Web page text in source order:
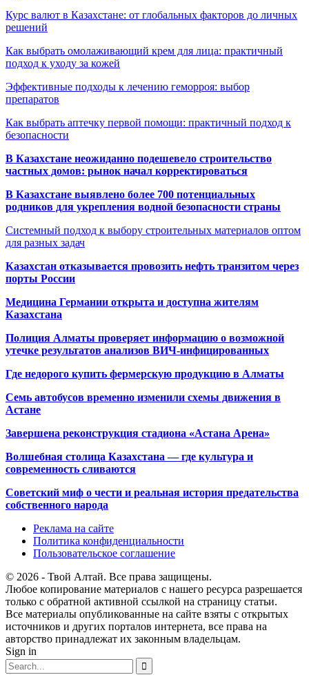
Курс валют в Казахстане: от глобальных факторов до личных
решений
Как выбрать омолаживающий крем для лица: практичный
подход к уходу за кожей
Эффективные подходы к лечению геморроя: выбор
препаратов
Как выбрать аптечку первой помощи: практичный подход к
безопасности
В Казахстане неожиданно подешевело строительство
частных домов: рынок начал корректироваться
В Казахстане выявлено более 700 потенциальных
родников для укрепления водной безопасности страны
Системный подход к выбору строительных материалов оптом
для разных задач
Казахстан отказывается провозить нефть транзитом через
порты России
Медицина Германии открыта и доступна жителям
Казахстана
Полиция Алматы проверяет информацию о возможной
утечке результатов анализов ВИЧ-инфицированных
Где недорого купить фермерскую продукцию в Алматы
Семь автобусов временно изменили схемы движения в
Астане
Завершена реконструкция стадиона «Астана Арена»
Волшебная столица Казахстана — где культура и
современность сливаются
Советский миф о чести и реальная история предательства
собственного народа
Реклама на сайте
Политика конфиденциальности
Пользовательское соглашение
© 2026 - Твой Алтай. Все права защищены.
Любое копирование материалов с нашего ресурса разрешается
только с обратной активной ссылкой на страницу статьи.
Все материалы опубликованные на сайте взяты с открытых
источников и других порталов интернета, все права на
авторство принадлежат их законным владельцам.
Sign in